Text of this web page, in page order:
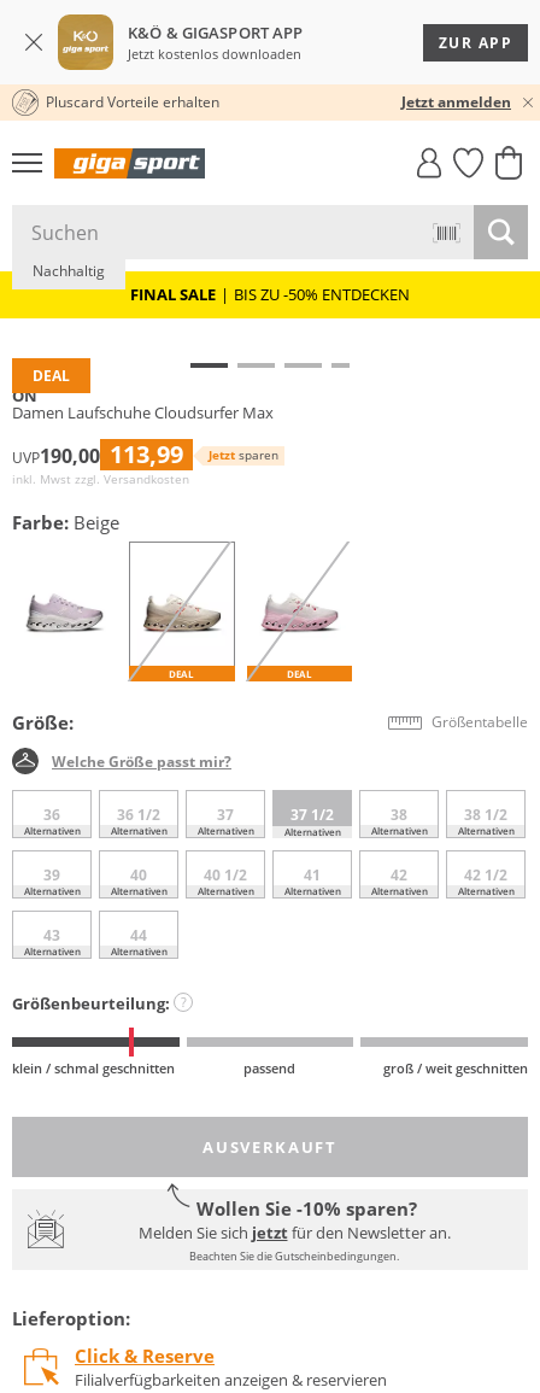
K&Ö & GIGASPORT APP
Jetzt kostenlos downloaden
ZUR APP
30 TAGE RÜCKGABERECHT
Pluscard Vorteile erhalten Jetzt anmelden
GIGASTYLE
FAHRRAD­
MUST-HAVE
FINAL SALE | BIS ZU -50% ENTDECKEN
DEAL
Nachhaltig
ON
Damen Laufschuhe Cloudsurfer Max
UVP190,00 113,99 Jetzt sparen
inkl. Mwst zzgl. Versandkosten
Farbe: Beige
DEAL DEAL
Größe: Größentabelle
Welche Größe passt mir?
36
Alternativen
36 1/2
Alternativen
37
Alternativen
37 1/2
Alternativen
38
Alternativen
38 1/2
Alternativen
39
Alternativen
40
Alternativen
40 1/2
Alternativen
41
Alternativen
42
Alternativen
42 1/2
Alternativen
43
Alternativen
44
Alternativen
Größenbeurteilung: ?
klein / schmal geschnitten passend groß / weit geschnitten
AUSVERKAUFT
Wollen Sie -10% sparen?
Melden Sie sich jetztfür den Newsletter an.
Beachten Sie die Gutscheinbedingungen.
Lieferoption:
Click & Reserve
Filialverfügbarkeiten anzeigen & reservieren